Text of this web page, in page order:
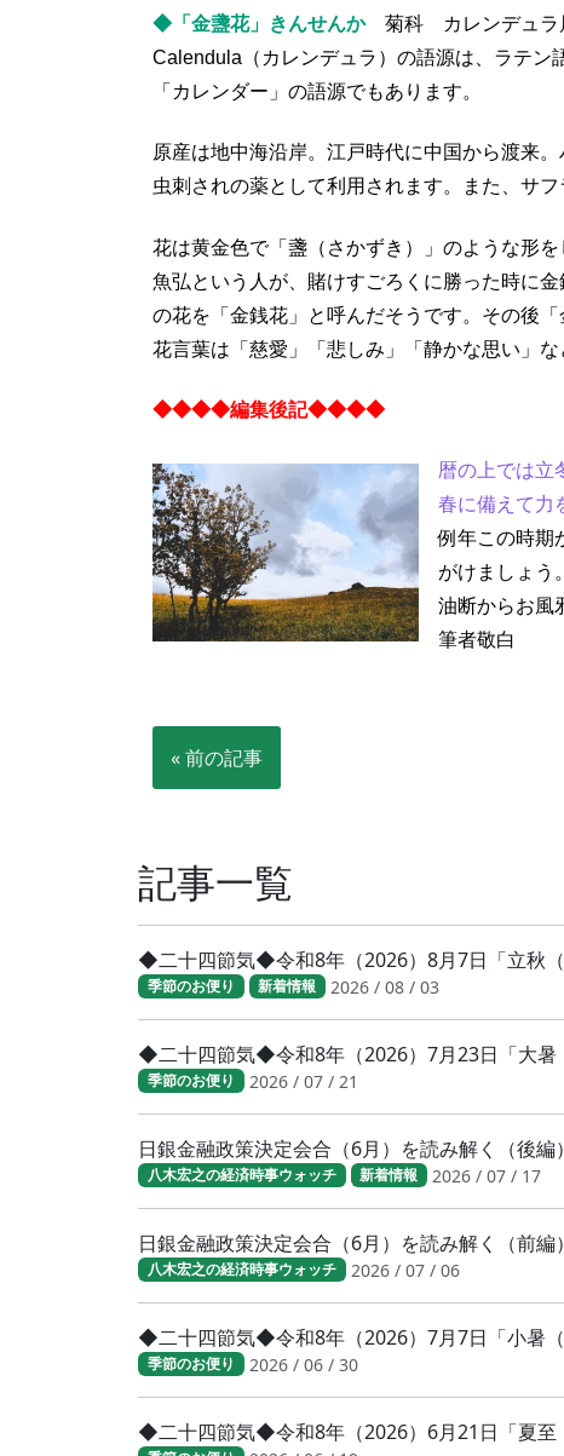
◆「金盞花」きんせんか菊科 カレンデュラ
Calendula（カレンデュラ）の語源は、ラテン
「カレンダー」の語源でもあります。
原産は地中海沿岸。江戸時代に中国から渡来
虫刺されの薬として利用されます。また、サ
花は黄金色で「盞（さかずき）」のような形
魚弘という人が、賭けすごろくに勝った時に
の花を「金銭花」と呼んだそうです。その後
花言葉は「慈愛」「悲しみ」「静かな思い」な
◆◆◆◆編集後記◆◆◆◆
暦の上では立
春に備えて力
例年この時期
がけましょう。
油断からお風
筆者敬白
« 前の記事
記事一覧
◆二十四節気◆令和8年（2026）8月7日「立秋
季節のお便り 新着情報 2026 / 08 / 03
◆二十四節気◆令和8年（2026）7月23日「大
季節のお便り 2026 / 07 / 21
日銀金融政策決定会合（6月）を読み解く（後編）
八木宏之の経済時事ウォッチ 新着情報 2026 / 07 / 17
日銀金融政策決定会合（6月）を読み解く（前編）
八木宏之の経済時事ウォッチ 2026 / 07 / 06
◆二十四節気◆令和8年（2026）7月7日「小暑
季節のお便り 2026 / 06 / 30
◆二十四節気◆令和8年（2026）6月21日「夏